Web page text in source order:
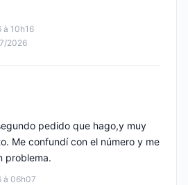
à 10h16
2026
à 06h07
pedido que hago,y muy
Me confundí con el número y me
problema.